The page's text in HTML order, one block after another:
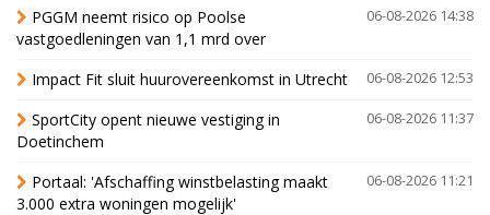
06-08-2026 14:38
PGGM neemt risico op Poolse
vastgoedleningen van 1,1 mrd over
06-08-2026 12:53
Impact Fit sluit huurovereenkomst in Utrecht
06-08-2026 11:37
SportCity opent nieuwe vestiging in
Doetinchem
06-08-2026 11:21
Portaal: 'Afschaffing winstbelasting maakt
3.000 extra woningen mogelijk'